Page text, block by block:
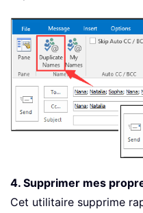
4. Supprimer mes
Cet utilitaire supprime